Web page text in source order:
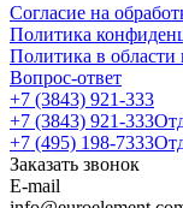
Согласие на
Политика
Политика в области
Вопрос-ответ
+7 (3843) 921-333
+7 (3843) 921-333
+7 (495) 198-7333
Заказать звонок
E-mail